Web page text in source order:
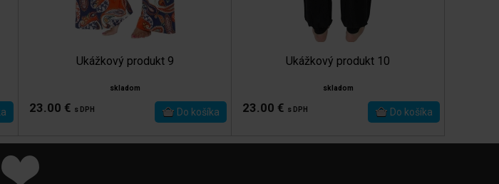
Ukážkový produkt 9
skladom
23.00 € s DPH
Ukážkový produkt 10
skladom
23.00 € s DPH